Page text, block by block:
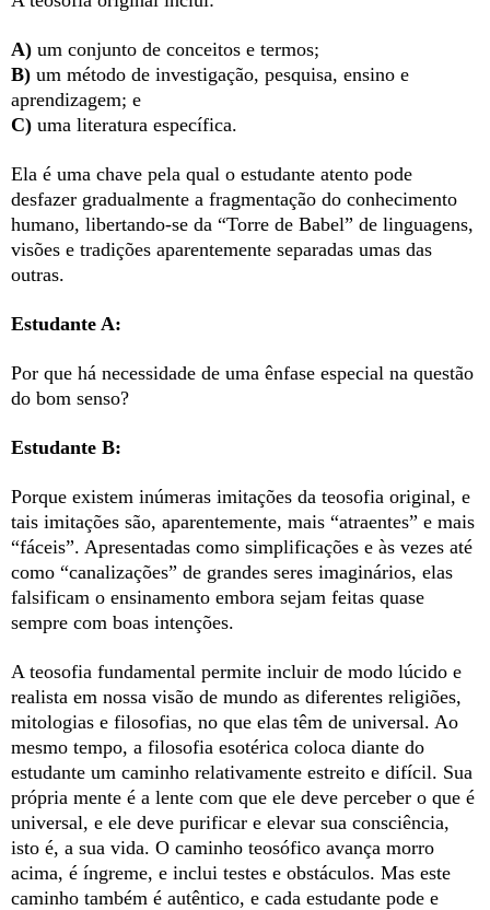
A) um conjunto de conceitos e termos;
B) um método de investigação, pesquisa, ensino e
aprendizagem; e
C) uma literatura específica.
Ela é uma chave pela qual o estudante atento pode
desfazer gradualmente a fragmentação do conhecimento
humano, libertando-se da “Torre de Babel” de linguagens,
visões e tradições aparentemente separadas umas das
outras.
Estudante A:
Por que há necessidade de uma ênfase especial na questão
do bom senso?
Estudante B:
Porque existem inúmeras imitações da teosofia original, e
tais imitações são, aparentemente, mais “atraentes” e mais
“fáceis”. Apresentadas como simplificações e às vezes até
como “canalizações” de grandes seres imaginários, elas
falsificam o ensinamento embora sejam feitas quase
sempre com boas intenções.
A teosofia fundamental permite incluir de modo lúcido e
realista em nossa visão de mundo as diferentes religiões,
mitologias e filosofias, no que elas têm de universal. Ao
mesmo tempo, a filosofia esotérica coloca diante do
estudante um caminho relativamente estreito e difícil. Sua
própria mente é a lente com que ele deve perceber o que é
universal, e ele deve purificar e elevar sua consciência,
isto é, a sua vida. O caminho teosófico avança morro
acima, é íngreme, e inclui testes e obstáculos. Mas este
caminho também é autêntico, e cada estudante pode e